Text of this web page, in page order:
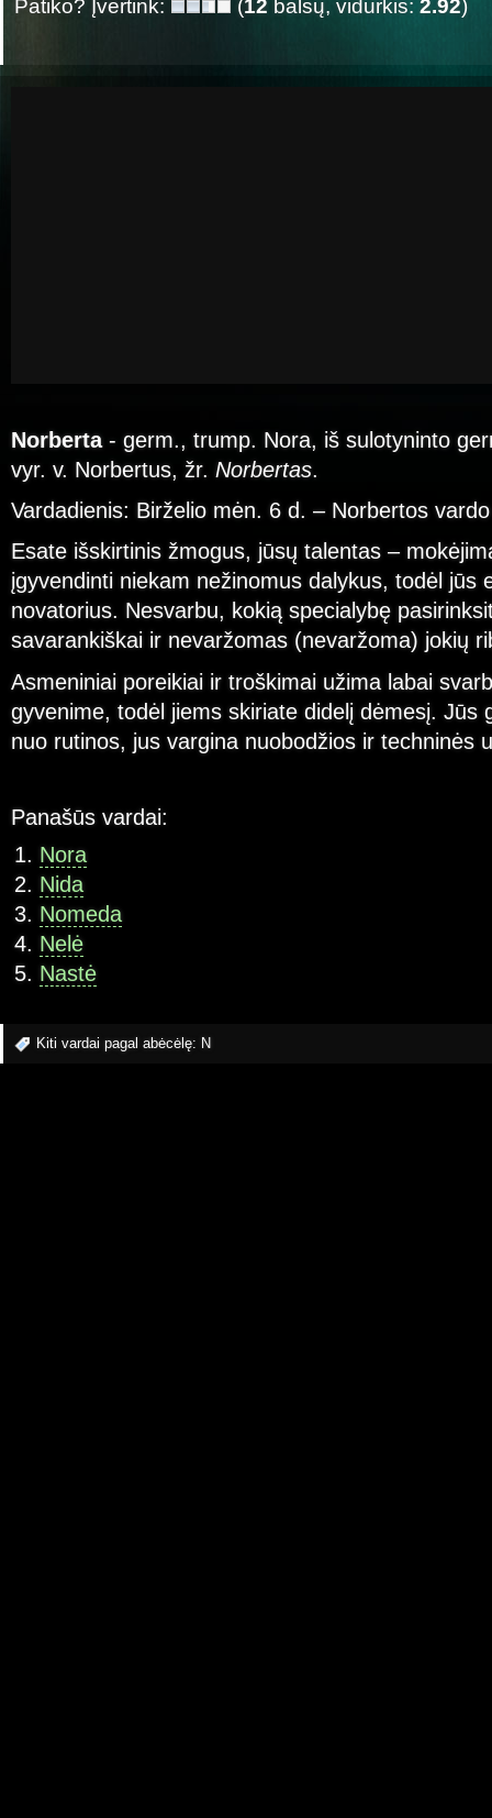
Patiko? Įvertink:
(12 balsų, vidurkis: 2.92)
Norberta - germ., trump. Nora, iš sulotyninto
vyr. v. Norbertus, žr. Norbertas.
Vardadienis: Birželio mėn. 6 d. – Norbertos
Esate išskirtinis žmogus, jūsų talentas –
įgyvendinti niekam nežinomus dalykus, todėl jūs
novatorius. Nesvarbu, kokią specialybę
savarankiškai ir nevaržomas (nevaržoma) jokių
Asmeniniai poreikiai ir troškimai užima labai
gyvenime, todėl jiems skiriate didelį dėmesį. Jūs
nuo rutinos, jus vargina nuobodžios ir techninės
Panašūs vardai:
Nora
Nida
Nomeda
Nelė
Nastė
Kiti vardai pagal abėcėlę: N